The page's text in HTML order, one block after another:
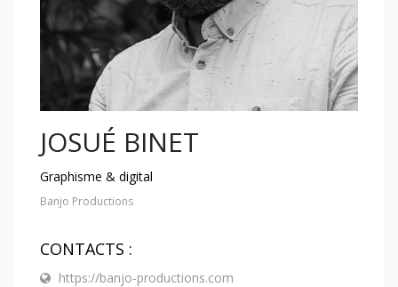
JOSUÉ BINET
Graphisme & digital
Banjo Productions
CONTACTS :
https://banjo-productions.com